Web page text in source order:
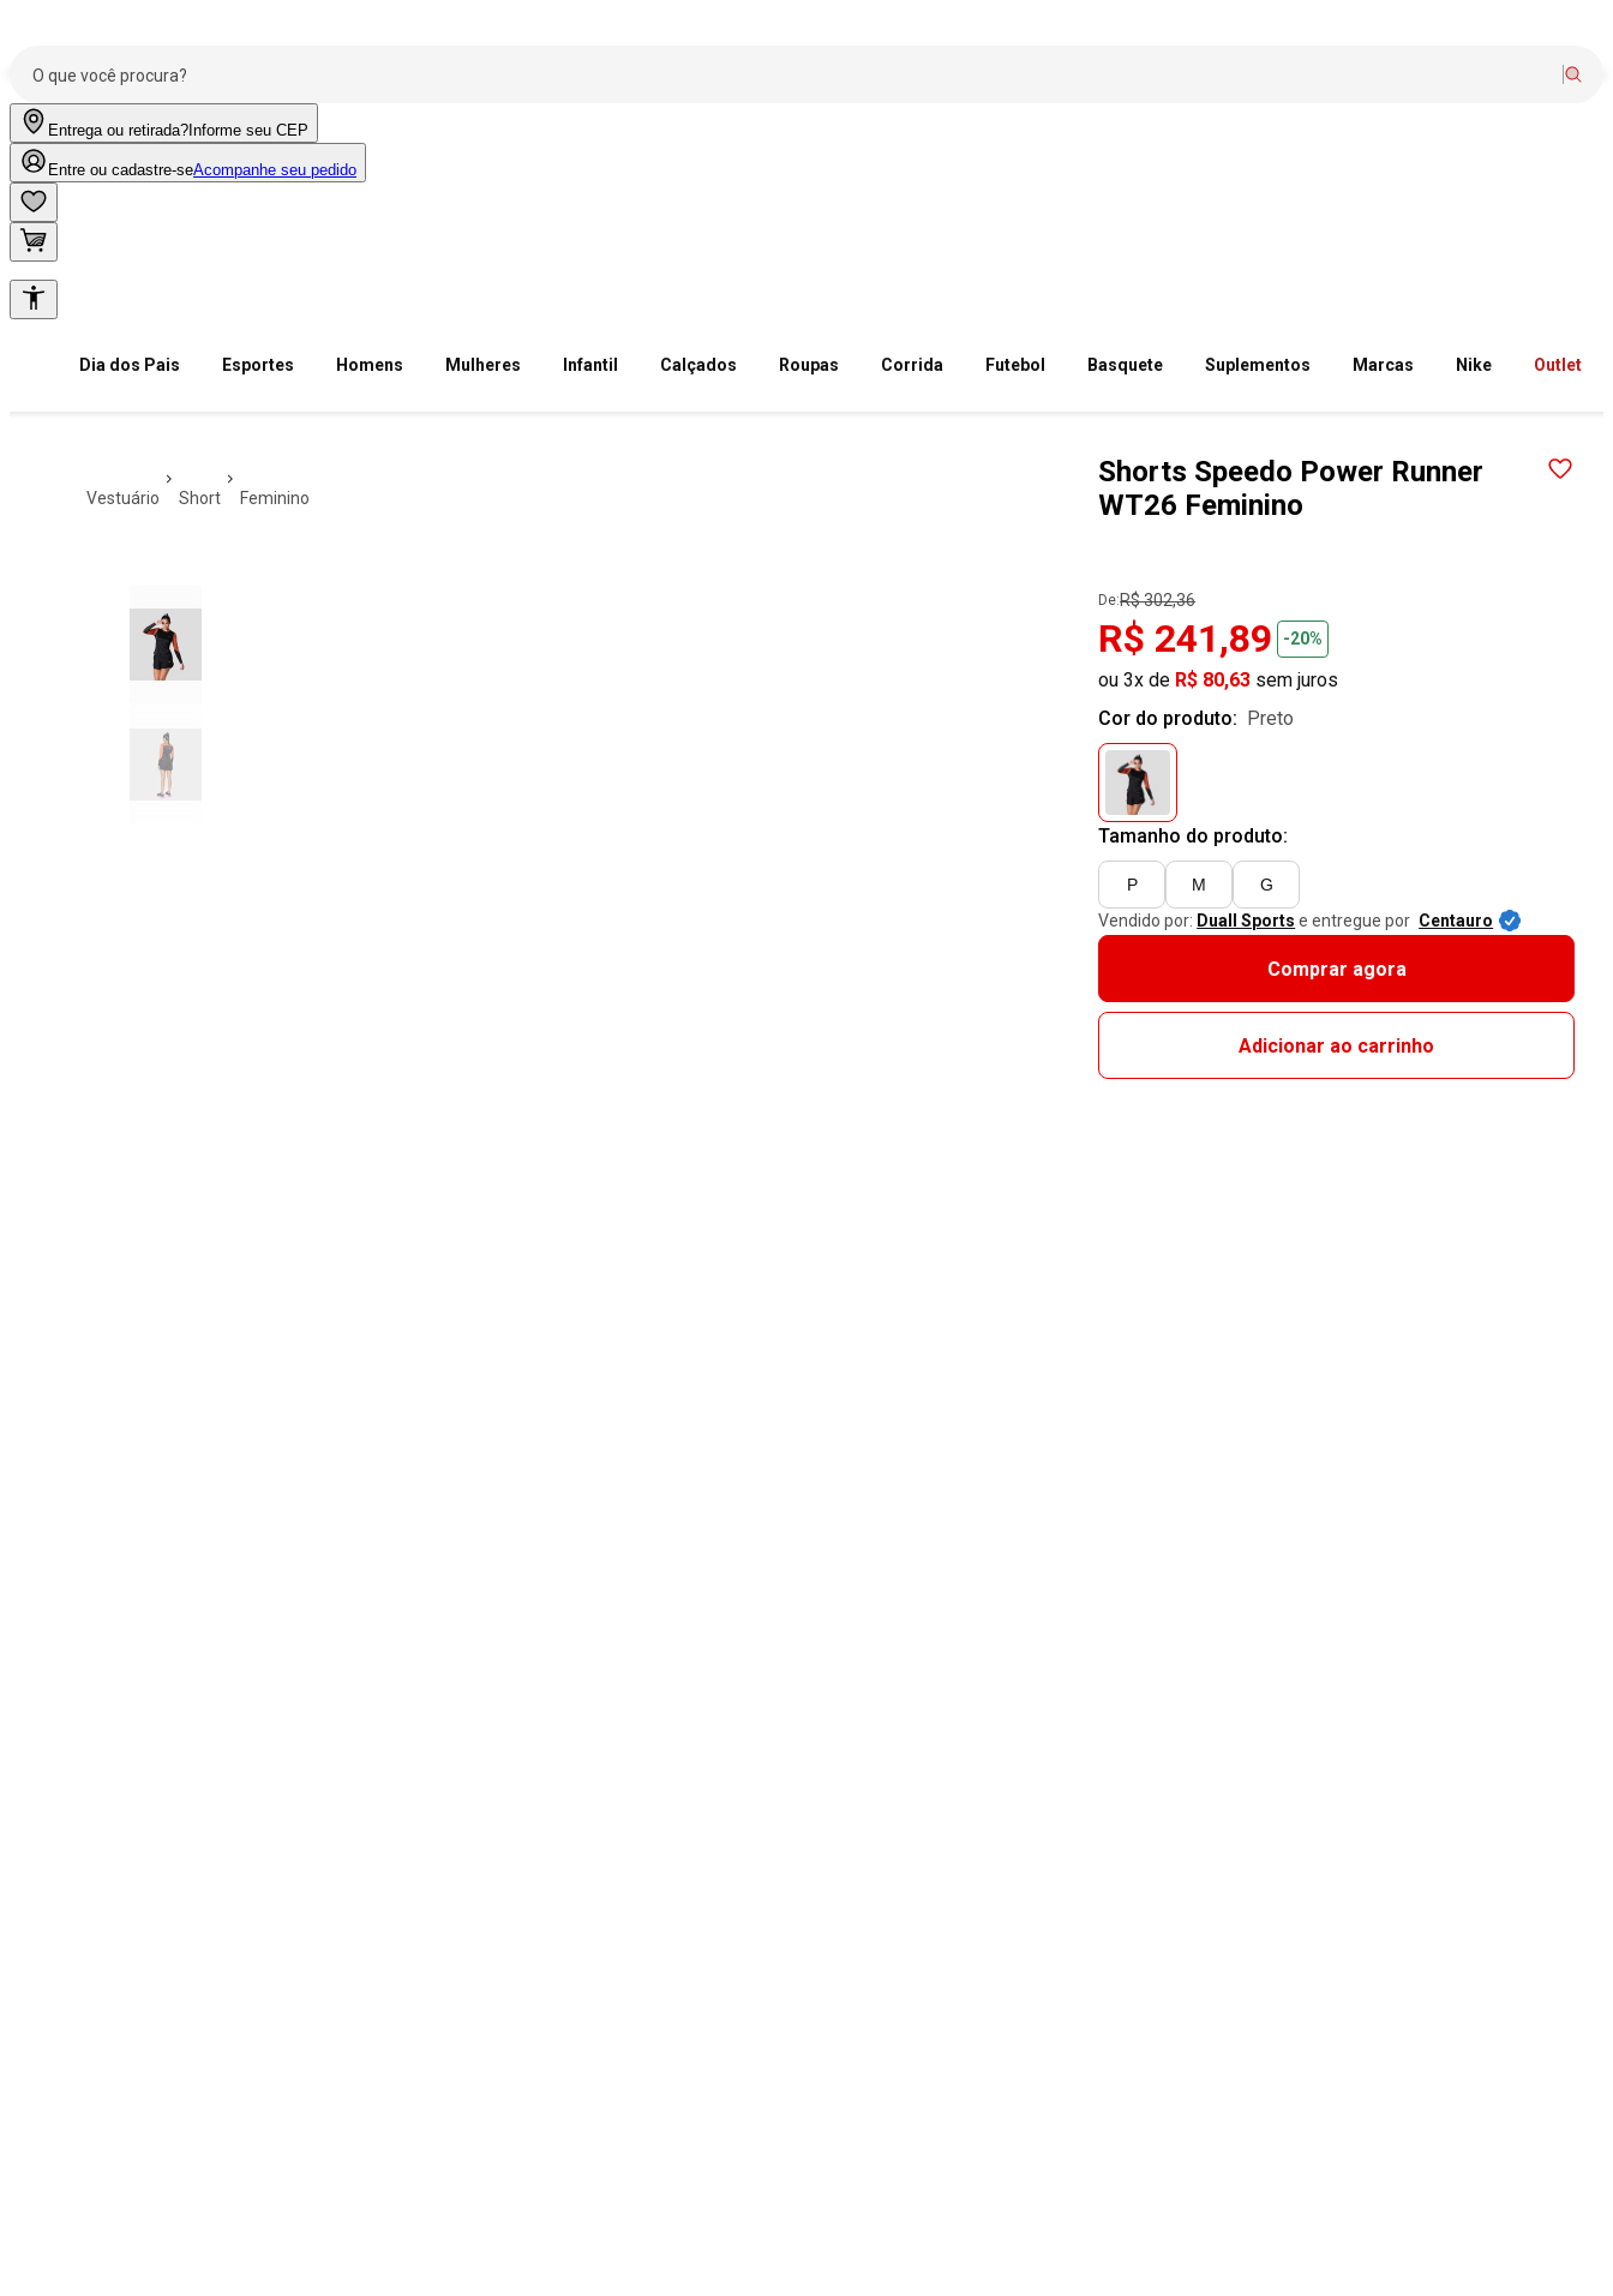
Entrega ou retirada? Informe seu CEP
Entre ou cadastre-seAcompanhe seu pedido
Dia dos Pais Esportes Homens Mulheres Infantil Calçados Roupas Corrida Futebol Basquete Suplementos Marcas Nike Outlet
vestuário short feminino
Shorts Speedo Power Runner
WT26 Feminino
De:R$ 302,36
R$ 241,89 -20%
ou 3x de R$ 80,63 sem juros
Cor do produto:
preto
Tamanho do produto:
P M
G
Vendido por: Duall Sports e entregue por Centauro
Comprar agora
Adicionar ao carrinho